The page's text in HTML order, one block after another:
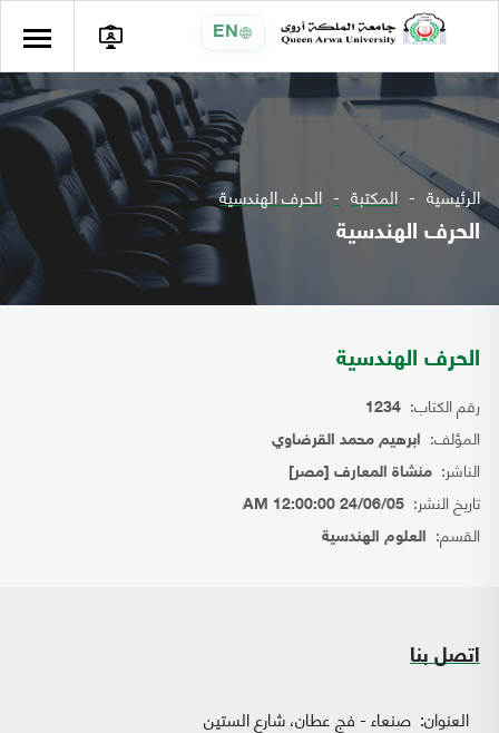
EN
الرئيسية المكتبة الحرف الهندسية
الحرف الهندسية
الحرف الهندسية
رقم الكتاب: 1234
المؤلف: ابرهيم محمد القرضاوي
الناشر: منشاة المعارف [مصر]
تاريخ النشر: 24/06/05 12:00:00 AM
القسم: العلوم الهندسية
اتصل بنا
العنوان: صنعاء - فج عطان، شارع الستين